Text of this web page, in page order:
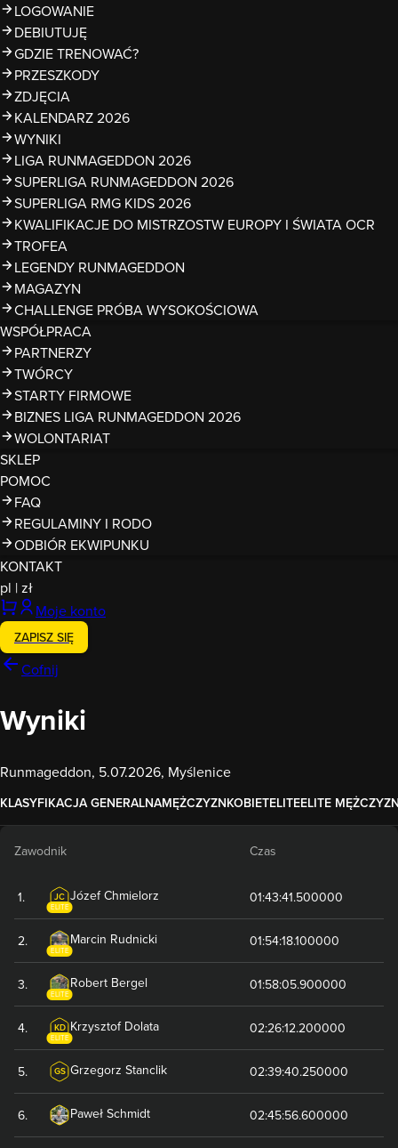
LOGOWANIE
DEBIUTUJĘ
GDZIE TRENOWAĆ?
PRZESZKODY
ZDJĘCIA
KALENDARZ 2026
WYNIKI
LIGA RUNMAGEDDON 2026
SUPERLIGA RUNMAGEDDON 2026
SUPERLIGA RMG KIDS 2026
KWALIFIKACJE DO MISTRZOSTW EUROPY I ŚWIATA OCR
TROFEA
LEGENDY RUNMAGEDDON
MAGAZYN
CHALLENGE PRÓBA WYSOKOŚCIOWA
WSPÓŁPRACA
PARTNERZY
TWÓRCY
STARTY FIRMOWE
BIZNES LIGA RUNMAGEDDON 2026
WOLONTARIAT
SKLEP
POMOC
FAQ
REGULAMINY I RODO
ODBIÓR EKWIPUNKU
KONTAKT
pl |zł
Moje konto
ZAPISZ SIĘ
Cofnij
Wyniki
Runmageddon, 5.07.2026, Myślenice
KLASYFIKACJA GENERALNAMĘŻCZYZNKOBIETELITEELITE
Zawodnik Czas
1. JC
ELITE
Józef Chmielorz 01:43:41.500000
2.
ELITE
Marcin Rudnicki 01:54:18.100000
3.
ELITE
Robert Bergel 01:58:05.900000
4. KD
ELITE
Krzysztof Dolata 02:26:12.200000
5. GS Grzegorz Stanclik 02:39:40.250000
6. Paweł Schmidt 02:45:56.600000